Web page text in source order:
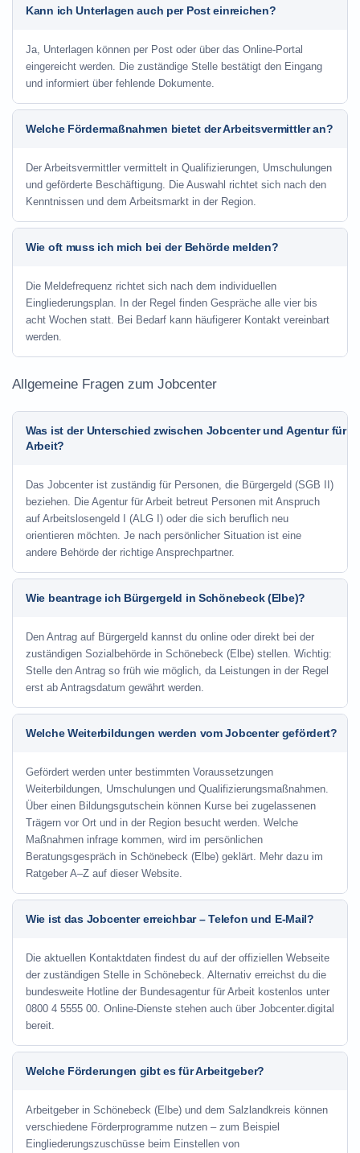
Kann ich Unterlagen auch per Post einreichen?
Ja, Unterlagen können per Post oder über das Online-Portal
eingereicht werden. Die zuständige Stelle bestätigt den Eingang
und informiert über fehlende Dokumente.
Welche Fördermaßnahmen bietet der Arbeitsvermittler an?
Der Arbeitsvermittler vermittelt in Qualifizierungen, Umschulungen
und geförderte Beschäftigung. Die Auswahl richtet sich nach den
Kenntnissen und dem Arbeitsmarkt in der Region.
Wie oft muss ich mich bei der Behörde melden?
Die Meldefrequenz richtet sich nach dem individuellen
Eingliederungsplan. In der Regel finden Gespräche alle vier bis
acht Wochen statt. Bei Bedarf kann häufigerer Kontakt vereinbart
werden.
Allgemeine Fragen zum Jobcenter
Was ist der Unterschied zwischen Jobcenter und Agentur für
Arbeit?
Das Jobcenter ist zuständig für Personen, die Bürgergeld (SGB II)
beziehen. Die Agentur für Arbeit betreut Personen mit Anspruch
auf Arbeitslosengeld I (ALG I) oder die sich beruflich neu
orientieren möchten. Je nach persönlicher Situation ist eine
andere Behörde der richtige Ansprechpartner.
Wie beantrage ich Bürgergeld in Schönebeck (Elbe)?
Den Antrag auf Bürgergeld kannst du online oder direkt bei der
zuständigen Sozialbehörde in Schönebeck (Elbe) stellen. Wichtig:
Stelle den Antrag so früh wie möglich, da Leistungen in der Regel
erst ab Antragsdatum gewährt werden.
Welche Weiterbildungen werden vom Jobcenter gefördert?
Gefördert werden unter bestimmten Voraussetzungen
Weiterbildungen, Umschulungen und Qualifizierungsmaßnahmen.
Über einen Bildungsgutschein können Kurse bei zugelassenen
Trägern vor Ort und in der Region besucht werden. Welche
Maßnahmen infrage kommen, wird im persönlichen
Beratungsgespräch in Schönebeck (Elbe) geklärt. Mehr dazu im
Ratgeber A–Z auf dieser Website.
Wie ist das Jobcenter erreichbar – Telefon und E-Mail?
Die aktuellen Kontaktdaten findest du auf der offiziellen Webseite
der zuständigen Stelle in Schönebeck. Alternativ erreichst du die
bundesweite Hotline der Bundesagentur für Arbeit kostenlos unter
0800 4 5555 00. Online-Dienste stehen auch über Jobcenter.digital
bereit.
Welche Förderungen gibt es für Arbeitgeber?
Arbeitgeber in Schönebeck (Elbe) und dem Salzlandkreis können
verschiedene Förderprogramme nutzen – zum Beispiel
Eingliederungszuschüsse beim Einstellen von